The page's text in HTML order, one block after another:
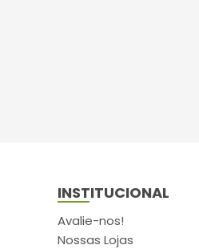
BIOFRAL (11)
BIOSINTETICA (24)
INSTITUCIONAL
Avalie-nos!
Nossas Lojas